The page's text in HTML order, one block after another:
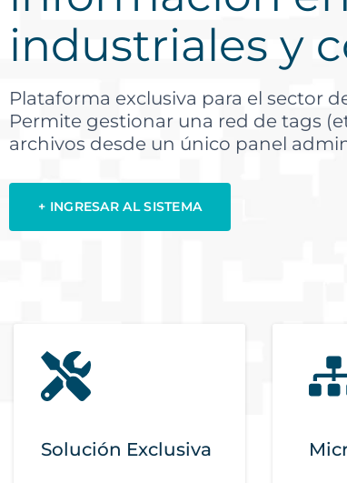
industriales y
Plataforma exclusiva para el sector
Permite gestionar una red de tags
archivos desde un único panel
+ INGRESAR AL SISTEMA
Solución Exclusiva